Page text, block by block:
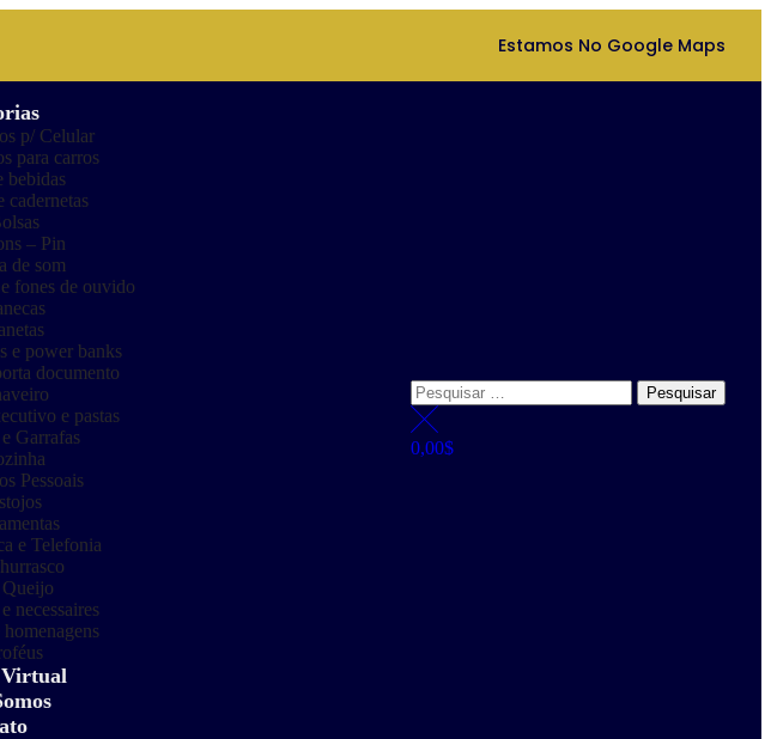
Estamos No Google Maps
p/ Celular
para carros
bebidas
cadernetas
– Pin
de som
fones de ouvido
e power banks
documento
e pastas
Garrafas
Pessoais
e Telefonia
necessaires
homenagens
Virtual
0,00$